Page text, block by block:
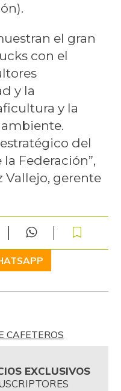
el gran
con el
y la
y la
del
Federación”,
Vallejo, gerente
CAFETEROS
EXCLUSIVOS